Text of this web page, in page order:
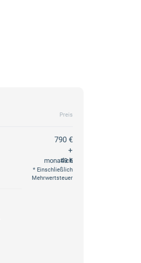
Preis
790 €
+
49 €
monatlich
Einschließlich
Mehrwertsteuer